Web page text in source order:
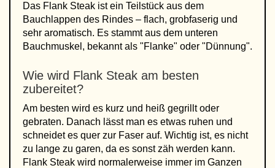
Das Flank Steak ist ein Teilstück aus dem
Bauchlappen des Rindes – flach, grobfaserig und
sehr aromatisch. Es stammt aus dem unteren
Bauchmuskel, bekannt als "Flanke" oder "Dünnung".
Wie wird Flank Steak am besten
zubereitet?
Am besten wird es kurz und heiß gegrillt oder
gebraten. Danach lässt man es etwas ruhen und
schneidet es quer zur Faser auf. Wichtig ist, es nicht
zu lange zu garen, da es sonst zäh werden kann.
Flank Steak wird normalerweise immer im Ganzen